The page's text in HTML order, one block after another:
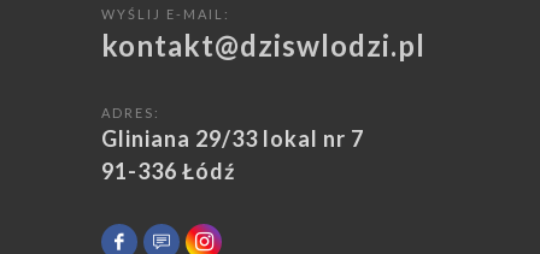
WYŚLIJ E-MAIL:
kontakt@dziswlodzi.pl
ADRES:
Gliniana 29/33 lokal nr 7
91-336 Łódź